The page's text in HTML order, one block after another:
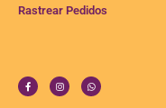
Rastrear Pedidos
c
e
b
s
t
a
a
t
s